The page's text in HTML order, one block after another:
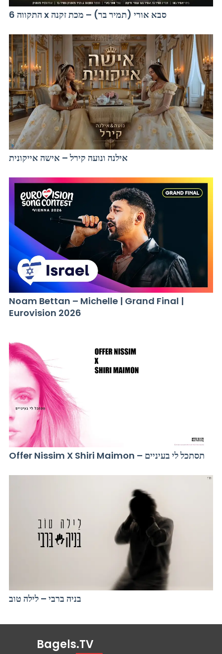
התקווה 6 x סבא אורי (תמיר בר) – מכת זקנה
אילנה ונועה קירל – אישה אייקונית
Noam Bettan – Michelle | Grand Final |
Eurovision 2026
Offer Nissim X Shiri Maimon – תסתכל לי בעיניים
בניה ברבי – לילה טוב
Bagels.TV